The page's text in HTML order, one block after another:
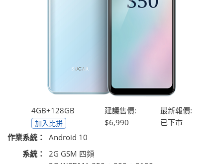
4GB+128GB
加入比拼
建議售價:
$6,990
最新報價:
已下市
作業系統：
Android 10
系統：
2G GSM 四頻